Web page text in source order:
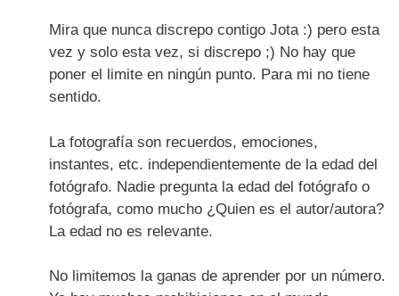
Mira que nunca discrepo contigo Jota :) pero esta
vez y solo esta vez, si discrepo ;) No hay que
poner el limite en ningún punto. Para mi no tiene
sentido.
La fotografía son recuerdos, emociones,
instantes, etc. independientemente de la edad del
fotógrafo. Nadie pregunta la edad del fotógrafo o
fotógrafa, como mucho ¿Quien es el autor/autora?
La edad no es relevante.
No limitemos la ganas de aprender por un número.